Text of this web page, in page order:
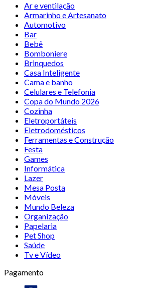
Ar e ventilação
Armarinho e Artesanato
Automotivo
Bar
Bebê
Bomboniere
Brinquedos
Casa Inteligente
Cama e banho
Celulares e Telefonia
Copa do Mundo 2026
Cozinha
Eletroportáteis
Eletrodomésticos
Ferramentas e Construção
Festa
Games
Informática
Lazer
Mesa Posta
Móveis
Mundo Beleza
Organização
Papelaria
Pet Shop
Saúde
Tv e Vídeo
Pagamento